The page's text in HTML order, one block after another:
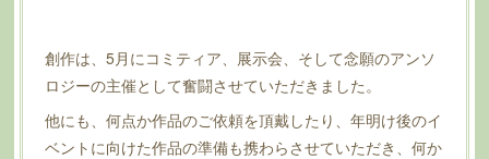
創作は、5月にコミティア、展示会、そして念願のアンソ
ロジーの主催として奮闘させていただきました。
他にも、何点か作品のご依頼を頂戴したり、年明け後のイ
ベントに向けた作品の準備も携わらさせていただき、何か